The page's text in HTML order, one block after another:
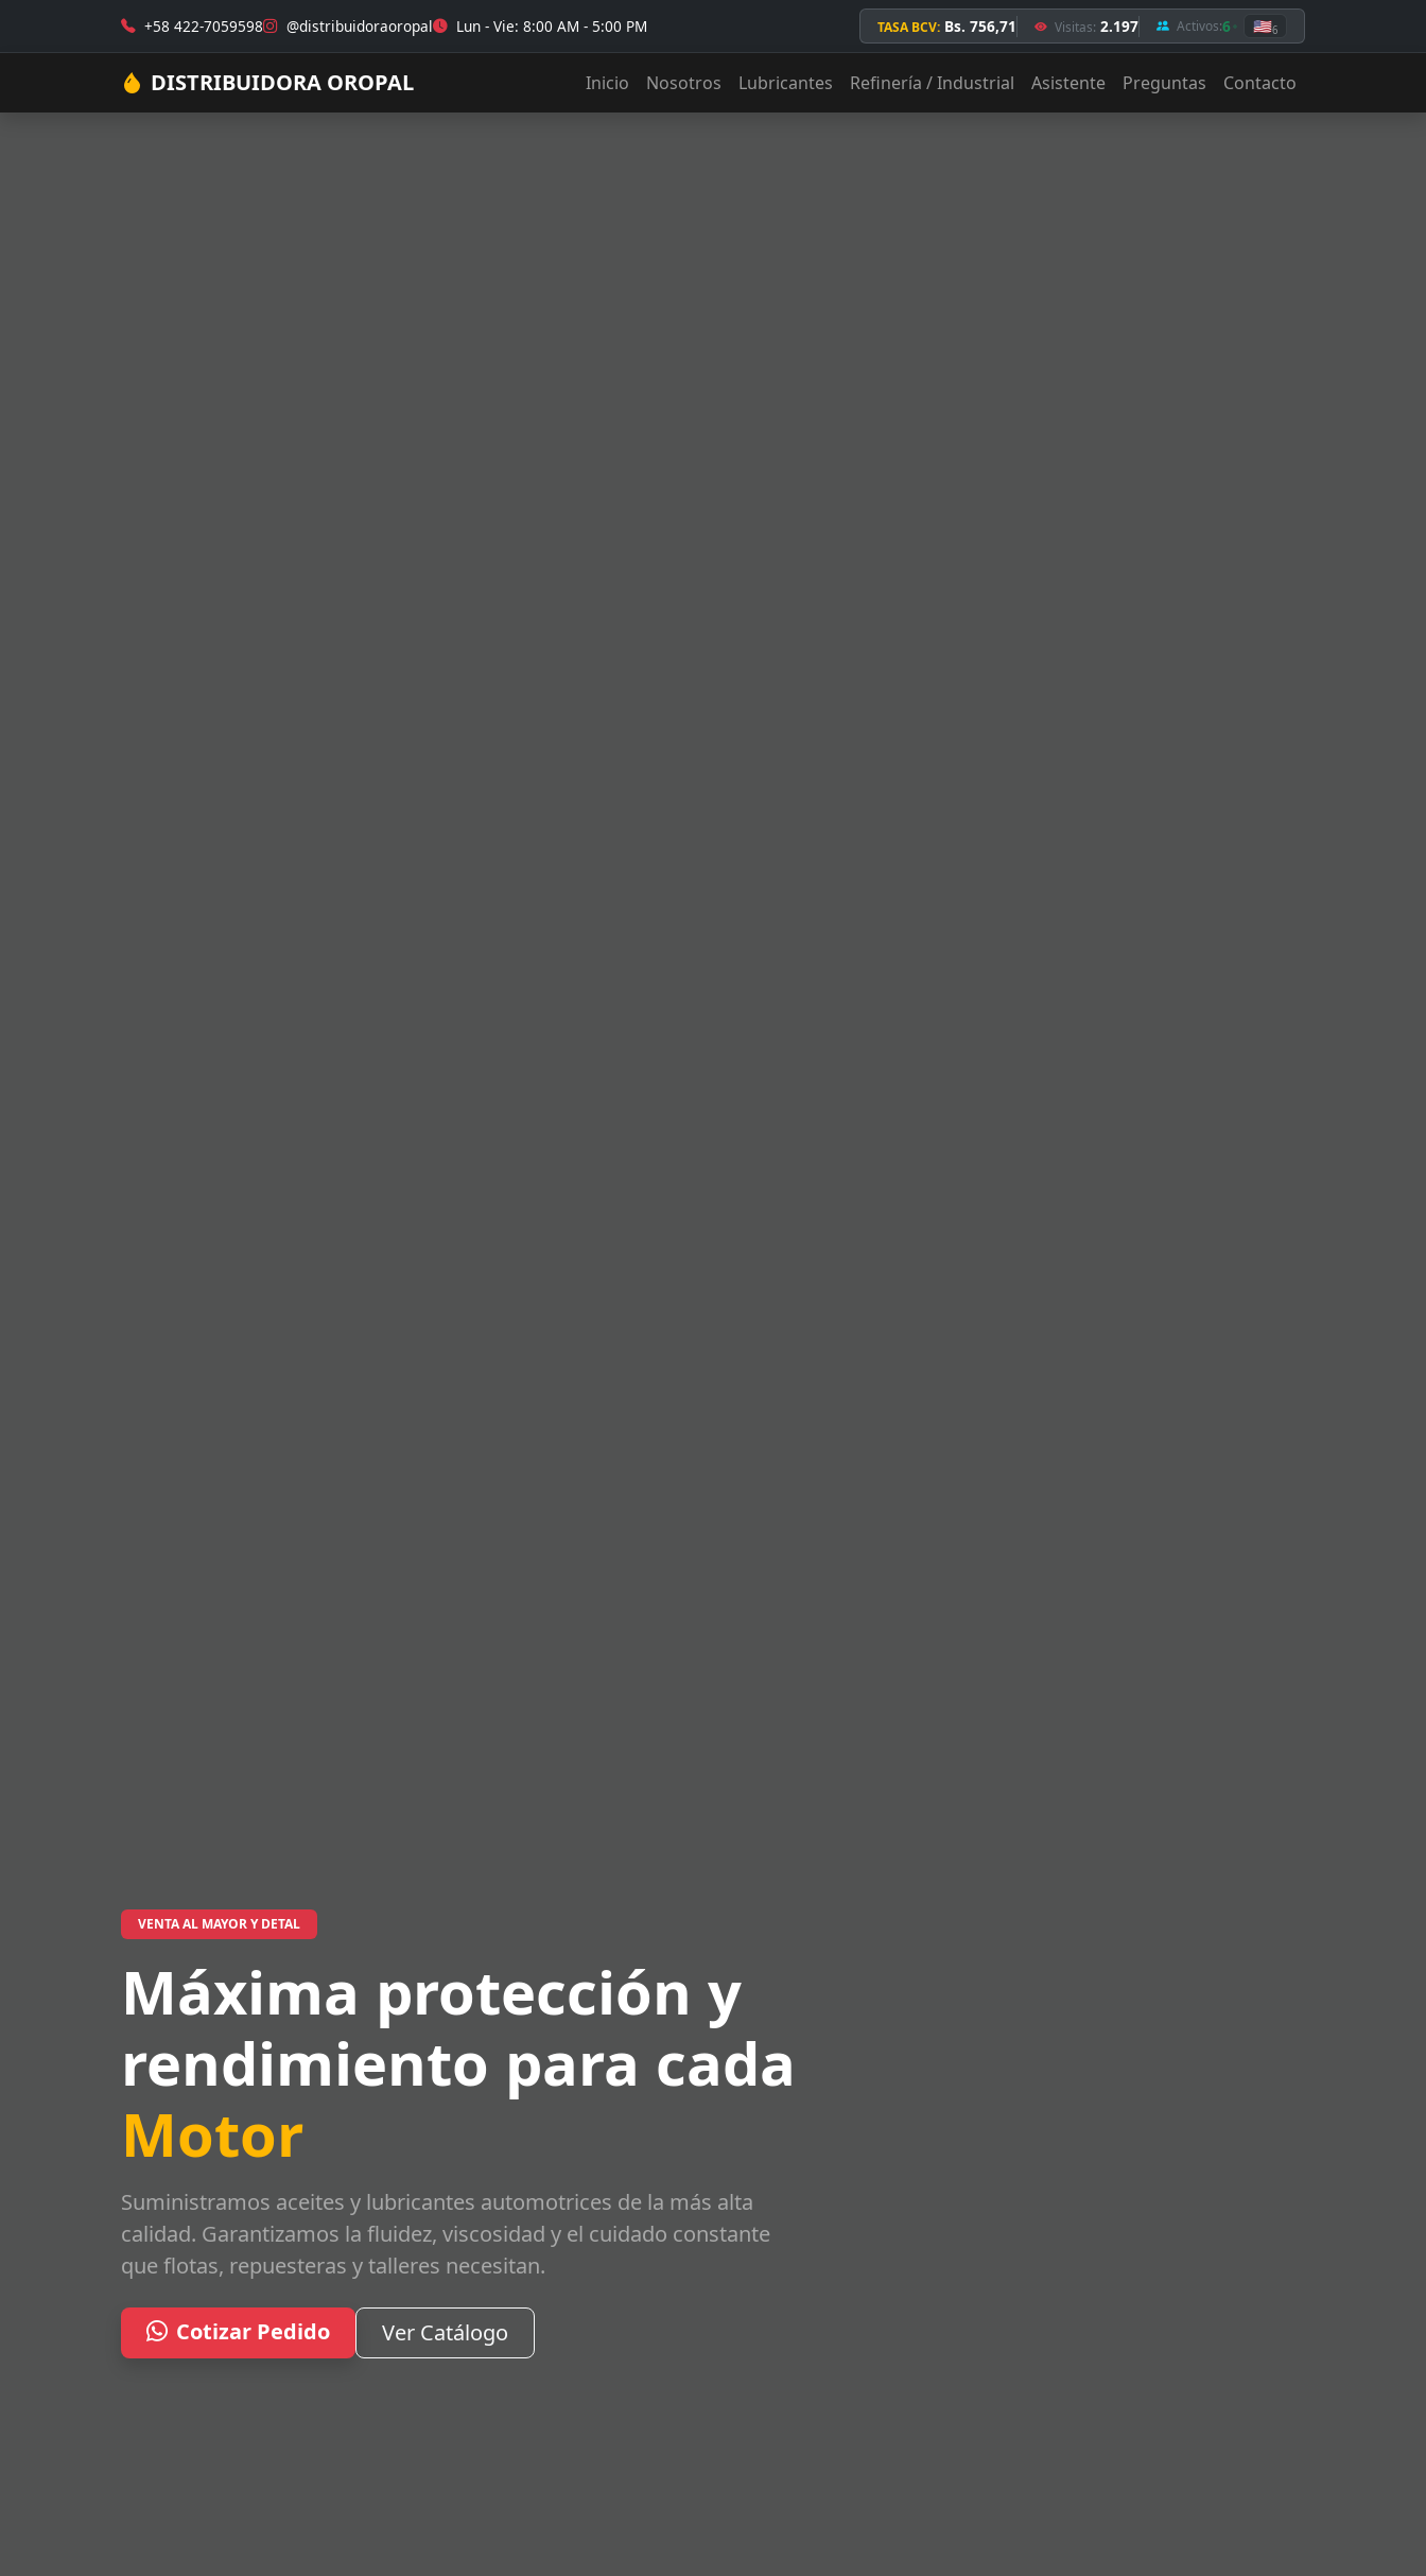
+58 422-7059598 @distribuidoraoropal Lun - Vie: 8:00 AM - 5:00 PM TASA BCV: Bs. 756,71 Visitas: 2.197 Activos:6 🇺🇸6
DISTRIBUIDORA OROPAL Inicio Nosotros Lubricantes Refinería / Industrial Asistente Preguntas Contacto
VENTA AL MAYOR Y DETAL
Máxima protección y
rendimiento para cada
Motor
Suministramos aceites y lubricantes automotrices de la más alta
calidad. Garantizamos la fluidez, viscosidad y el cuidado constante
que flotas, repuesteras y talleres necesitan.
Cotizar Pedido Ver Catálogo